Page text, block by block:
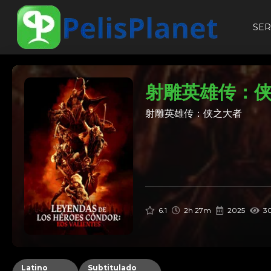
射雕英雄传：
射雕英雄传：侠之大者
6.1 2h 27m 2025
Latino
Subtitulado